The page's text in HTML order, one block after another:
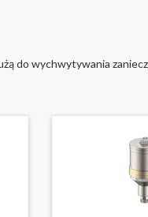
do wychwytywania